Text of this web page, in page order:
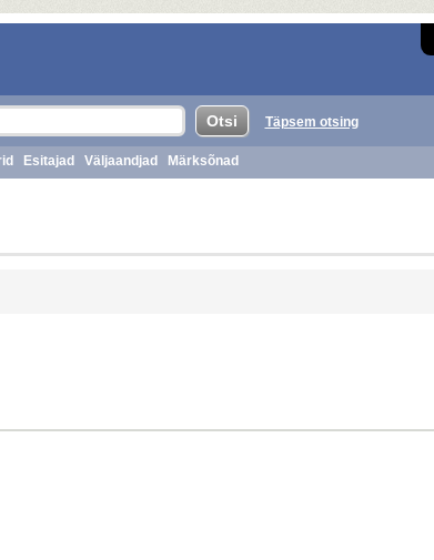
Täpsem otsing
Esitajad Väljaandjad Märksõnad